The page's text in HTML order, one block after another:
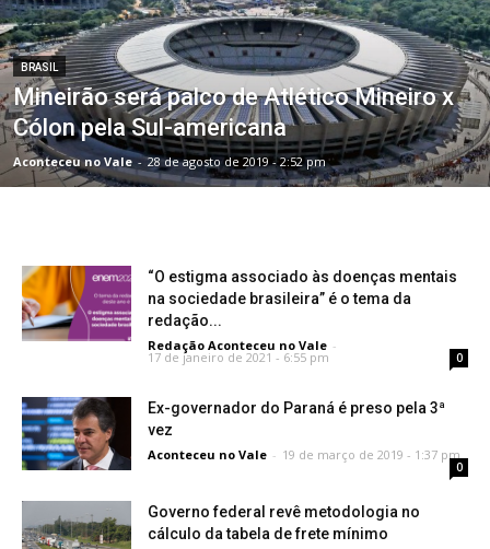
BRASIL
Mineirão será palco de Atlético Mineiro x
Cólon pela Sul-americana
Aconteceu no Vale - 28 de agosto de 2019 - 2:52 pm
“O estigma associado às doenças mentais
na sociedade brasileira” é o tema da
redação...
Redação Aconteceu no Vale -
17 de janeiro de 2021 - 6:55 pm 0
Ex-governador do Paraná é preso pela 3ª
vez
Aconteceu no Vale - 19 de março de 2019 - 1:37 pm
0
Governo federal revê metodologia no
cálculo da tabela de frete mínimo